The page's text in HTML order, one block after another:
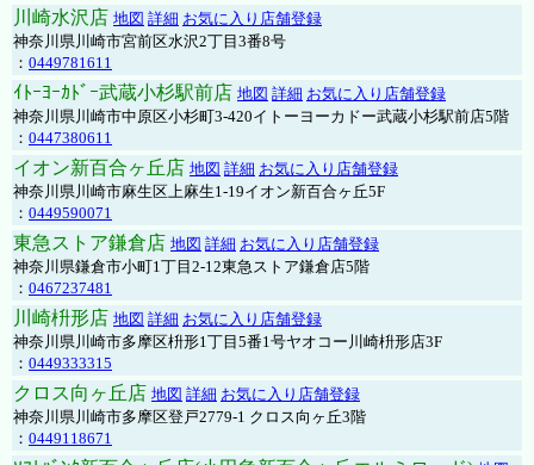
川崎水沢店 地図 詳細 お気に入り店舗登録
神奈川県川崎市宮前区水沢2丁目3番8号
： 0449781611
ｲﾄｰﾖｰｶﾄﾞｰ武蔵小杉駅前店 地図 詳細 お気に入り店舗登録
神奈川県川崎市中原区小杉町3-420イトーヨーカドー武蔵小杉駅前店5階
： 0447380611
イオン新百合ヶ丘店 地図 詳細 お気に入り店舗登録
神奈川県川崎市麻生区上麻生1-19イオン新百合ヶ丘5F
： 0449590071
東急ストア鎌倉店 地図 詳細 お気に入り店舗登録
神奈川県鎌倉市小町1丁目2-12東急ストア鎌倉店5階
： 0467237481
川崎枡形店 地図 詳細 お気に入り店舗登録
神奈川県川崎市多摩区枡形1丁目5番1号ヤオコー川崎枡形店3F
： 0449333315
クロス向ヶ丘店 地図 詳細 お気に入り店舗登録
神奈川県川崎市多摩区登戸2779-1 クロス向ヶ丘3階
： 0449118671